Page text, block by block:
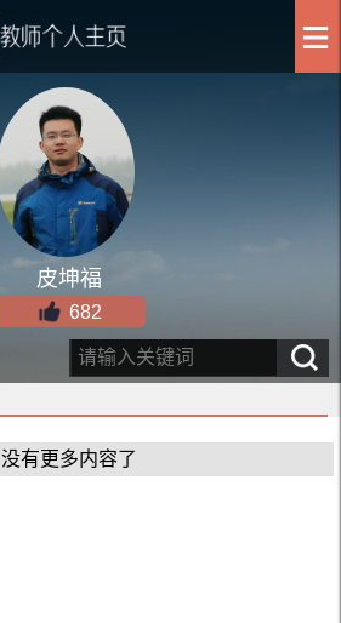
皮坤福
682
没有更多内容了